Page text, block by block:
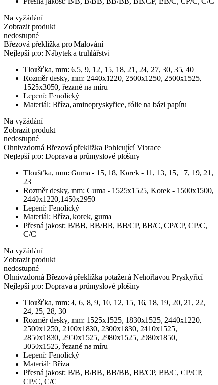
Na vyžádání
Zobrazit produkt
nedostupné
Březová překližka pro Malování
Nejlepší pro: Nábytek a truhlářství
Tloušťka, mm: 6.5, 9, 12, 15, 18, 21, 24, 27, 30, 35, 40
Rozměr desky, mm: 2440х1220, 2500x1250, 2500x1525,
1525x3050, řezané na míru
Lepení: Fenolický
Materiál: Bříza, aminopryskyřice, fólie na bázi papíru
Na vyžádání
Zobrazit produkt
nedostupné
Ohnivzdorná Březová překližka Pohlcující Vibrace
Nejlepší pro: Doprava a průmyslové plošiny
Tloušťka, mm: Guma - 15, 18, Korek - 11, 13, 15, 17, 19, 21,
23
Rozměr desky, mm: Guma - 1525x1525, Korek - 1500x1500,
2440х1220,1450x2950
Lepení: Fenolický
Materiál: Bříza, korek, guma
Přesná jakost: В/BB, BB/BB, BB/CP, BB/C, CP/CP, CP/C,
C/C
Na vyžádání
Zobrazit produkt
nedostupné
Ohnivzdorná Březová překližka potažená Nehořlavou Pryskyřicí
Nejlepší pro: Doprava a průmyslové plošiny
Tloušťka, mm: 4, 6, 8, 9, 10, 12, 15, 16, 18, 19, 20, 21, 22,
24, 25, 28, 30
Rozměr desky, mm: 1525х1525, 1830х1525, 2440х1220,
2500x1250, 2100х1830, 2300х1830, 2410х1525,
2850х1830, 2950х1525, 2980х1525, 2980х1850,
3050х1525, řezané na míru
Lepení: Fenolický
Materiál: Bříza
Přesná jakost: В/В, В/ВВ, ВВ/ВВ, ВB/CP, BB/C, CP/CP,
CP/C, C/C